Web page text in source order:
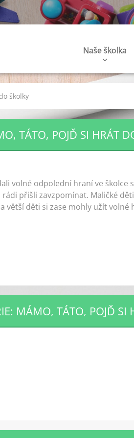
Naše školka
školky
TÁTO, POJĎ SI HRÁT
volné odpolední hraní ve
přišli zavzpomínat. Maličké
větší děti si zase mohly užít volné
MÁMO, TÁTO, POJĎ SI